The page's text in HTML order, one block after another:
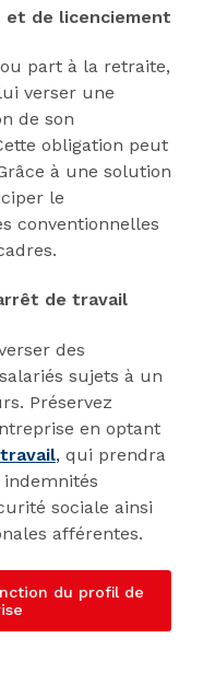
et de licenciement
part à la retraite,
verser une
de son
obligation peut
à une solution
le
conventionnelles
de travail
des
sujets à un
Préservez
en optant
, qui prendra
sociale ainsi
afférentes.
du profil de